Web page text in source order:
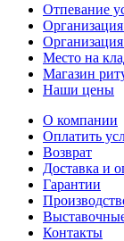
Отпевание
Место на
Магазин
Наши цены
О компании
Оплатить
Возврат
Доставка и
Гарантии
Контакты